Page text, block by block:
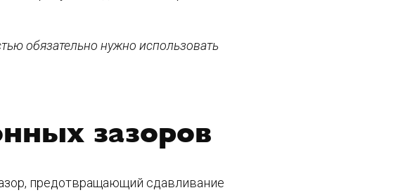
обязательно нужно использовать
зазоров
предотвращающий сдавливание